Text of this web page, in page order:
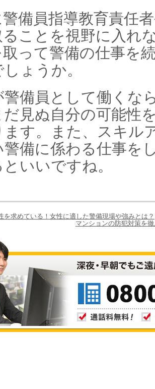
備員指導教育責任
ることを視野に入れ
って警備の仕事を
ょうか。
警備員として働くな
だ見ぬ自分の可能性
ます。また、スキル
備に係わる仕事を
いいですね。
を求めている！女性に適した警備現場や強みとは？
マンションの防犯対策を